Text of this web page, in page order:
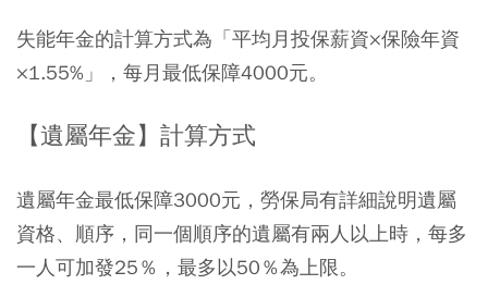
失能年金的計算方式為「平均月投保薪資×保險年資
×1.55%」，每月最低保障4000元。
【遺屬年金】計算方式
遺屬年金最低保障3000元，勞保局有詳細說明遺屬
資格、順序，同一個順序的遺屬有兩人以上時，每多
一人可加發25％，最多以50％為上限。